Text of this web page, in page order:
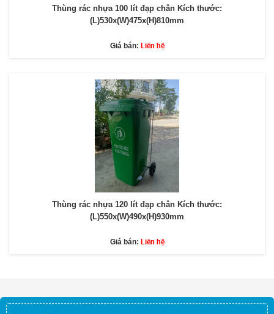
Thùng rác nhựa 100 lít đạp chân Kích thước:
(L)530x(W)475x(H)810mm
Giá bán: Liên hệ
Thùng rác nhựa 120 lít đạp chân Kích thước:
(L)550x(W)490x(H)930mm
Giá bán: Liên hệ